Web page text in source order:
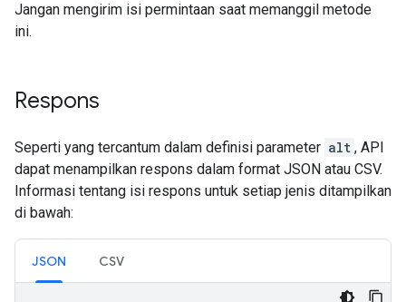
Jangan mengirim isi permintaan saat memanggil metode
ini.
Respons
Seperti yang tercantum dalam definisi parameter alt , API
dapat menampilkan respons dalam format JSON atau CSV.
Informasi tentang isi respons untuk setiap jenis ditampilkan
di bawah:
JSON CSV